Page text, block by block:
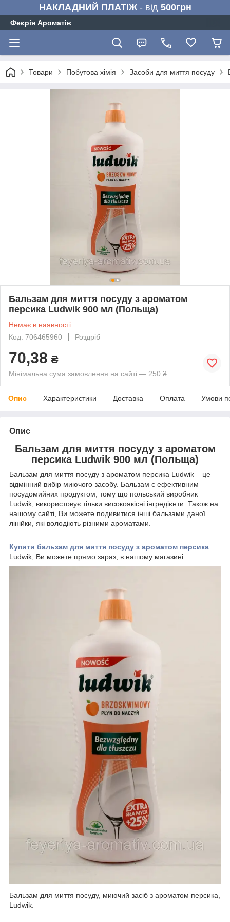
НАКЛАДНИЙ ПЛАТІЖ- від 500грн
Феєрія Ароматів
Товари Побутова хімія Засоби для миття посуду
Бальзам для миття посуду з ароматом
персика Ludwik 900 мл (Польща)
Немає в наявності
Код: 706465960
Роздріб
70,38 ₴
Мінімальна сума замовлення на сайті — 250 ₴
Опис Характеристики Доставка Оплата Умови
Опис
Бальзам для миття посуду з ароматом
персика Ludwik 900 мл (Польща)
Бальзам для миття посуду з ароматом персика Ludwik – це
відмінний вибір миючого засобу. Бальзам є ефективним
посудомийних продуктом, тому що польський виробник
Ludwik, використовує тільки високоякісні інгредієнти. Також на
нашому сайті, Ви можете подивитися інші бальзами даної
лінійки, які володіють різними ароматами.
Купити бальзам для миття посуду з ароматом персика
Ludwik, Ви можете прямо зараз, в нашому магазині.
Бальзам для миття посуду, миючий засіб з ароматом персика,
Ludwik.